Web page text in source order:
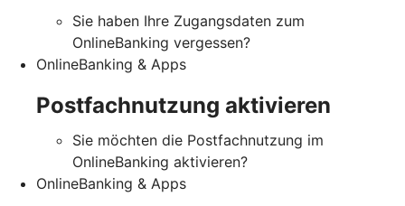
Sie haben Ihre Zugangsdaten zum
OnlineBanking vergessen?
OnlineBanking & Apps
Postfachnutzung aktivieren
Sie möchten die Postfachnutzung im
OnlineBanking aktivieren?
OnlineBanking & Apps